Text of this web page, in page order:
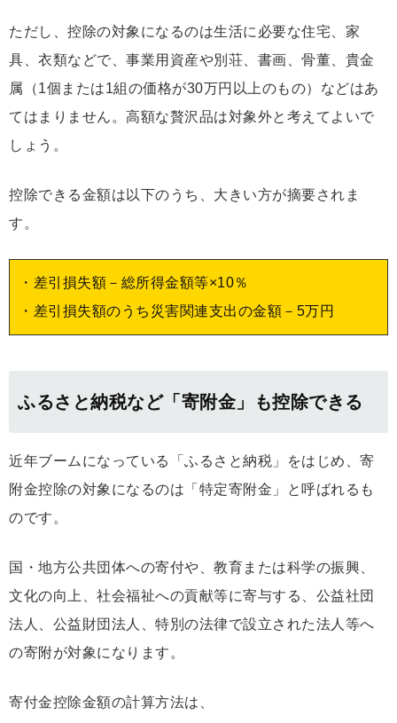
ただし、控除の対象になるのは生活に必要な住宅、家
具、衣類などで、事業用資産や別荘、書画、骨董、貴金
属（1個または1組の価格が30万円以上のもの）などはあ
てはまりません。高額な贅沢品は対象外と考えてよいで
しょう。
控除できる金額は以下のうち、大きい方が摘要されま
す。
・差引損失額－総所得金額等×10％
・差引損失額のうち災害関連支出の金額－5万円
ふるさと納税など「寄附金」も控除できる
近年ブームになっている「ふるさと納税」をはじめ、寄
附金控除の対象になるのは「特定寄附金」と呼ばれるも
のです。
国・地方公共団体への寄付や、教育または科学の振興、
文化の向上、社会福祉への貢献等に寄与する、公益社団
法人、公益財団法人、特別の法律で設立された法人等へ
の寄附が対象になります。
寄付金控除金額の計算方法は、